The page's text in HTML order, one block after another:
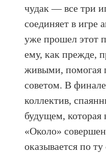
чудак — все три
соединяет в игре
уже прошел этот
ему, как прежде,
живыми, помогая
советом. В
коллектив,
будущем, которая
«Около»
оказывается по